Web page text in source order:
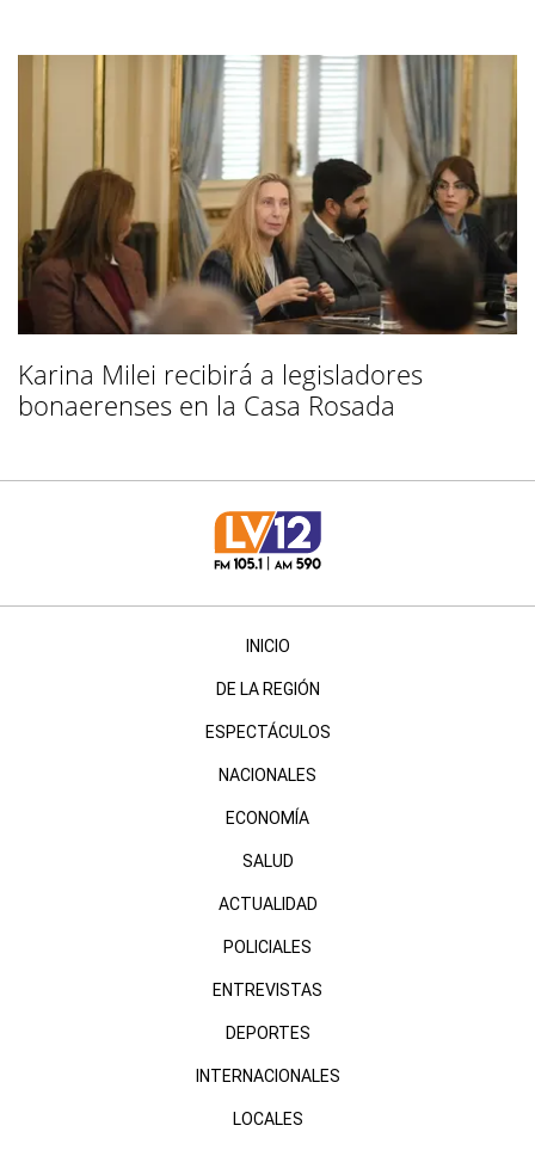
Karina Milei recibirá a legisladores
bonaerenses en la Casa Rosada
INICIO
DE LA REGIÓN
ESPECTÁCULOS
NACIONALES
ECONOMÍA
SALUD
ACTUALIDAD
POLICIALES
ENTREVISTAS
DEPORTES
INTERNACIONALES
LOCALES